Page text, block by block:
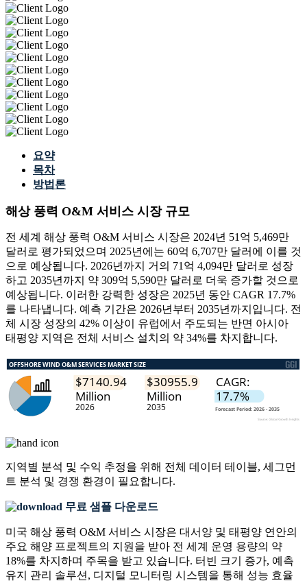
요약
목차
방법론
해상 풍력 O&M 서비스 시장 규모
전 세계 해상 풍력 O&M 서비스 시장은 2024년 51억 5,469만
달러로 평가되었으며 2025년에는 60억 6,707만 달러에 이를 것
으로 예상됩니다. 2026년까지 거의 71억 4,094만 달러로 성장
하고 2035년까지 약 309억 5,590만 달러로 더욱 증가할 것으로
예상됩니다. 이러한 강력한 성장은 2025년 동안 CAGR 17.7%
를 나타냅니다. 예측 기간은 2026년부터 2035년까지입니다. 전
체 시장 성장의 42% 이상이 유럽에서 주도되는 반면 아시아
태평양 지역은 전체 서비스 설치의 약 34%를 차지합니다.
지역별 분석 및 수익 추정을 위해 전체 데이터 테이블, 세그먼
트 분석 및 경쟁 환경이 필요합니다.
무료 샘플 다운로드
미국 해상 풍력 O&M 서비스 시장은 대서양 및 태평양 연안의
주요 해양 프로젝트의 지원을 받아 전 세계 운영 용량의 약
18%를 차지하며 주목을 받고 있습니다. 터빈 크기 증가, 예측
유지 관리 솔루션, 디지털 모니터링 시스템을 통해 성능 효율